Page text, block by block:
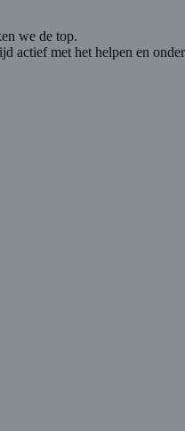
we de top.
actief met het helpen en